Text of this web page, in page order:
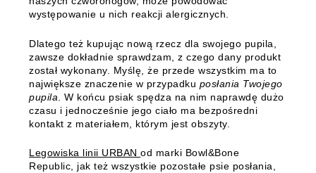
występowanie u nich reakcji alergicznych.
Dlatego też kupując nową rzecz dla swojego pupila,
zawsze dokładnie sprawdzam, z czego dany produkt
został wykonany. Myślę, że przede wszystkim ma to
największe znaczenie w przypadku posłania Twojego
pupila . W końcu psiak spędza na nim naprawdę dużo
czasu i jednocześnie jego ciało ma bezpośredni
kontakt z materiałem, którym jest obszyty.
Legowiska linii URBANod marki Bowl&Bone
Republic, jak też wszystkie pozostałe psie posłania,